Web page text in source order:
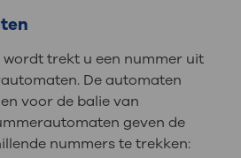
trekt u een nummer uit
De automaten
voor de balie van
geven de
nummers te trekken: